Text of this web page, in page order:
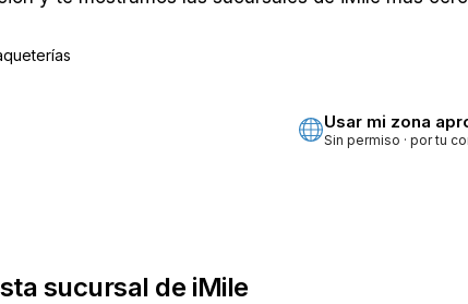
Usar mi zona
Sin permiso · por tu
sucursal de iMile